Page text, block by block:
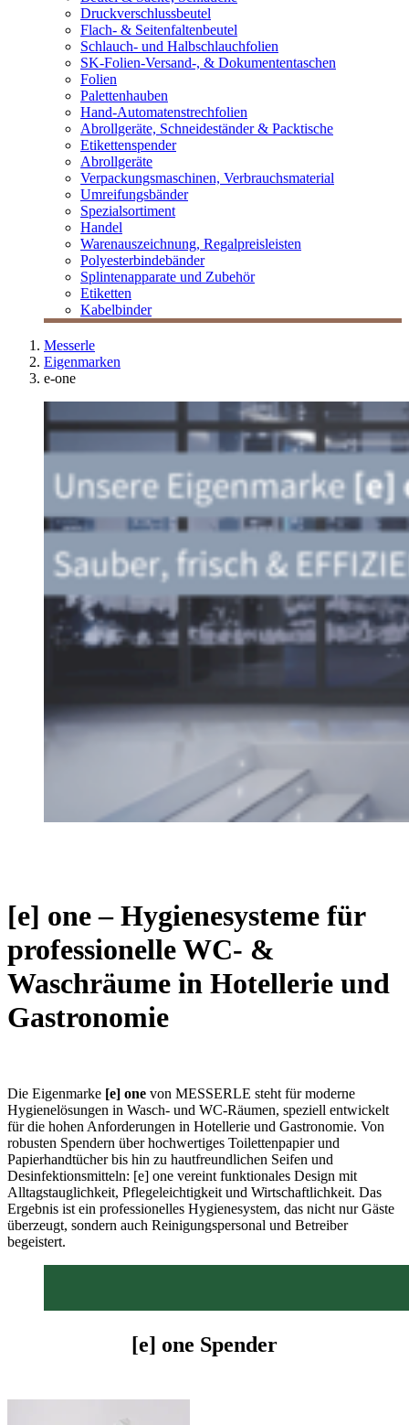
Druckverschlussbeutel
Flach- & Seitenfaltenbeutel
Schlauch- und Halbschlauchfolien
SK-Folien-Versand-, & Dokumententaschen
Folien
Palettenhauben
Hand-Automatenstrechfolien
Abrollgeräte, Schneideständer & Packtische
Etikettenspender
Abrollgeräte
Verpackungsmaschinen, Verbrauchsmaterial
Umreifungsbänder
Spezialsortiment
Handel
Warenauszeichnung, Regalpreisleisten
Polyesterbindebänder
Splintenapparate und Zubehör
Etiketten
Kabelbinder
Messerle
Eigenmarken
e-one
[e] one – Hygienesysteme für
professionelle WC- &
Waschräume in Hotellerie und
Gastronomie
Die Eigenmarke [e] one von MESSERLE steht für moderne
Hygienelösungen in Wasch- und WC-Räumen, speziell entwickelt
für die hohen Anforderungen in Hotellerie und Gastronomie. Von
robusten Spendern über hochwertiges Toilettenpapier und
Papierhandtücher bis hin zu hautfreundlichen Seifen und
Desinfektionsmitteln: [e] one vereint funktionales Design mit
Alltagstauglichkeit, Pflegeleichtigkeit und Wirtschaftlichkeit. Das
Ergebnis ist ein professionelles Hygienesystem, das nicht nur Gäste
überzeugt, sondern auch Reinigungspersonal und Betreiber
begeistert.
[e] one Spender